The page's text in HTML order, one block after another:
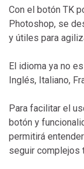
Con el botón TK
Photoshop, se
y útiles para
El idioma ya no
Inglés, Italiano,
Para facilitar el
botón y
permitirá
seguir complejos